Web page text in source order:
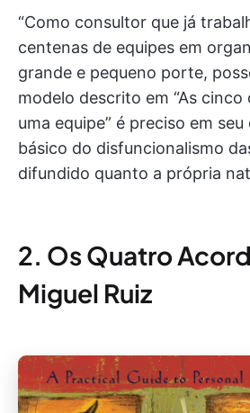
“Como consultor que já
centenas de equipes em
grande e pequeno porte,
modelo descrito em “As
uma equipe” é preciso em
básico do disfuncionalismo
difundido quanto a própria
2. Os Quatro
Miguel Ruiz